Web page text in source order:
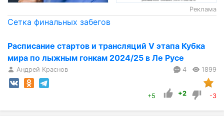
Реклама
Сетка финальных забегов
Расписание стартов и трансляций V этапа Кубка
мира по лыжным гонкам 2024/25 в Ле Русе
Андрей Краснов 4 1899
+5 +2 -3